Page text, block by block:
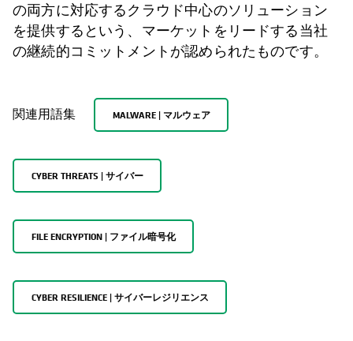
の両方に対応するクラウド中心のソリューション
を提供するという、マーケットをリードする当社
の継続的コミットメントが認められたものです。
関連用語集 MALWARE | マルウェア
CYBER THREATS | サイバー
FILE ENCRYPTION | ファイル暗号化
CYBER RESILIENCE | サイバーレジリエンス